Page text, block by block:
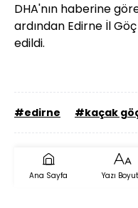
DHA'nın haberine
ardından Edirne İl
edildi.
#edirne #kaçak
Ana Sayfa Yazı